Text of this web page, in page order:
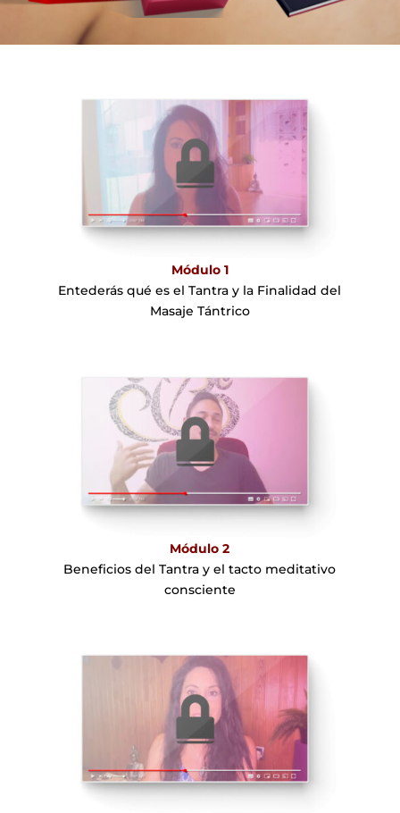
Módulo 1
Entederás qué es el Tantra y la Finalidad del
Masaje Tántrico
Módulo 2
Beneficios del Tantra y el tacto meditativo
consciente